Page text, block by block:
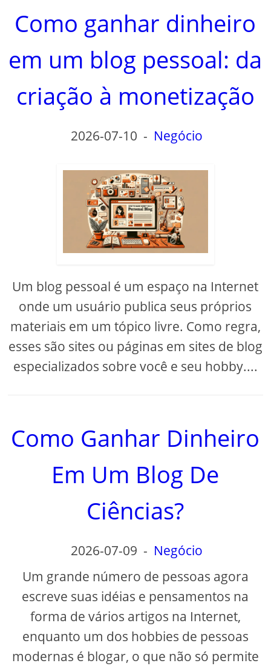
Como ganhar dinheiro
em um blog pessoal: da
criação à monetização
2026-07-10 - Negócio
Um blog pessoal é um espaço na Internet
onde um usuário publica seus próprios
materiais em um tópico livre. Como regra,
esses são sites ou páginas em sites de blog
especializados sobre você e seu hobby....
Como Ganhar Dinheiro
Em Um Blog De
Ciências?
2026-07-09 - Negócio
Um grande número de pessoas agora
escreve suas idéias e pensamentos na
forma de vários artigos na Internet,
enquanto um dos hobbies de pessoas
modernas é blogar, o que não só permite